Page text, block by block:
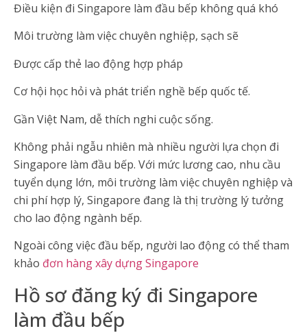
Điều kiện đi Singapore làm đầu bếp không quá khó
Môi trường làm việc chuyên nghiệp, sạch sẽ
Được cấp thẻ lao động hợp pháp
Cơ hội học hỏi và phát triển nghề bếp quốc tế.
Gần Việt Nam, dễ thích nghi cuộc sống.
Không phải ngẫu nhiên mà nhiều người lựa chọn đi
Singapore làm đầu bếp. Với mức lương cao, nhu cầu
tuyển dụng lớn, môi trường làm việc chuyên nghiệp và
chi phí hợp lý, Singapore đang là thị trường lý tưởng
cho lao động ngành bếp.
Ngoài công việc đầu bếp, người lao động có thể tham
khảo đơn hàng xây dựng Singapore
Hồ sơ đăng ký đi Singapore
làm đầu bếp